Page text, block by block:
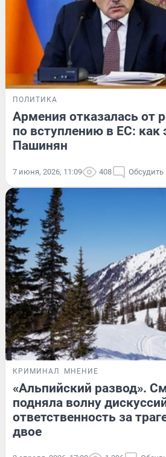
ПОЛИТИКА
Армения отказалась от
по вступлению в ЕС: как
Пашинян
7 июня, 2026, 11:09 408 Обсудить
КРИМИНАЛ МНЕНИЕ
«Альпийский развод».
подняла волну
ответственность за
двое